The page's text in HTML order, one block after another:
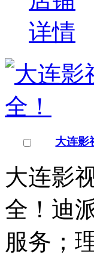
南昌影
南昌影
室内设
南昌影
￥ 电询
南昌精
江